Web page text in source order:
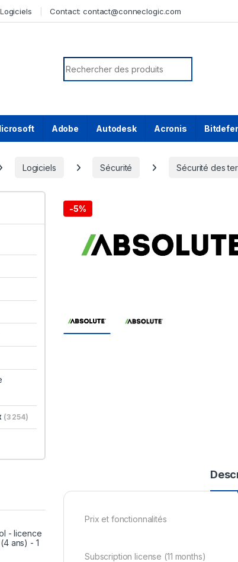
Contact:contact@conneclogic.com
Search for:
Adobe Autodesk Acronis
Logiciels Sécurité Sécurité des
-5%
Prix et fonctionnalités
Subscription license (11 months)
(3 254)
- licence
ans) - 1